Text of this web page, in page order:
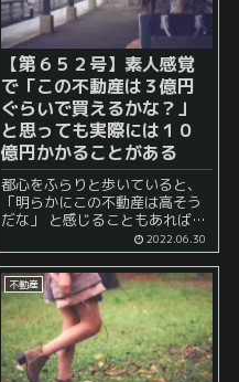
【第６５２号】素人感覚
で「この不動産は３億円
ぐらいで買えるかな？」
と思っても実際には１０
億円かかることがある
都心をふらりと歩いていると、
「明らかにこの不動産は高そう
だな」 と感じることもあれば、
「建物の部分は微妙だけどそこ
そこの値段がしそうだな」 など
と感じることもあります。 特に
都心の不動産ともなると、建物
の...
2022.06.30
不動産